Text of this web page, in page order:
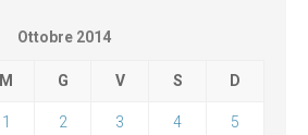
Ottobre 2014
M G V S D
1 2 3 4 5